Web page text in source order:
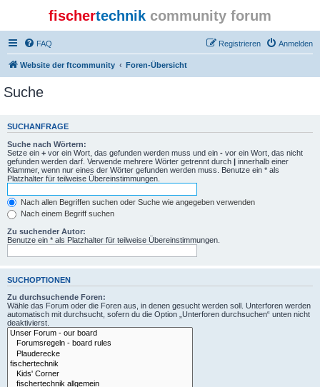
fischertechnik community forum
FAQ Anmelden
Registrieren
Website der ftcommunity Foren-Übersicht
Suche
SUCHANFRAGE
Suche nach Wörtern:
Setze ein + vor ein Wort, das gefunden werden muss und ein - vor ein Wort, das nicht
gefunden werden darf. Verwende mehrere Wörter getrennt durch | innerhalb einer
Klammer, wenn nur eines der Wörter gefunden werden muss. Benutze ein * als
Platzhalter für teilweise Übereinstimmungen.
Nach allen Begriffen suchen oder Suche wie angegeben verwenden
Nach einem Begriff suchen
Zu suchender Autor:
Benutze ein * als Platzhalter für teilweise Übereinstimmungen.
SUCHOPTIONEN
Zu durchsuchende Foren:
Wähle das Forum oder die Foren aus, in denen gesucht werden soll. Unterforen werden
automatisch mit durchsucht, sofern du die Option „Unterforen durchsuchen“ unten nicht
deaktivierst.